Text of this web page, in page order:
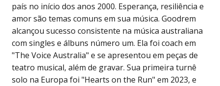
país no início dos anos 2000. Esperança, resiliência e
amor são temas comuns em sua música. Goodrem
alcançou sucesso consistente na música australiana
com singles e álbuns número um. Ela foi coach em
"The Voice Australia" e se apresentou em peças de
teatro musical, além de gravar. Sua primeira turnê
solo na Europa foi "Hearts on the Run" em 2023, e